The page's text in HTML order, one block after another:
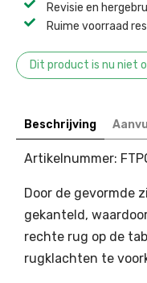
Revisie en
Ruime voorraad
Dit product is nu niet
Beschrijving
Artikelnummer:
Door de gevormde
gekanteld,
rechte rug op de
rugklachten te